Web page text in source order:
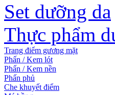
Set dưỡng da
Thực phẩm
Trang điểm gương mặt
Phấn / Kem lót
Phấn / Kem nền
Phấn phủ
Che khuyết điểm